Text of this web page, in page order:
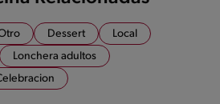
Dessert
Local
Lonchera adultos